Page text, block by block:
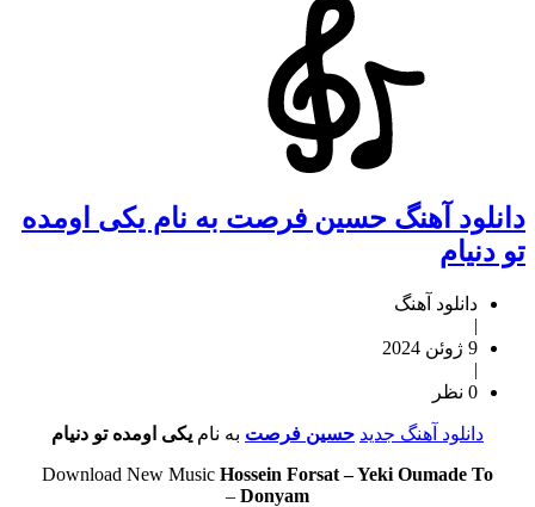
دانلود آهنگ حسین فرصت به نام یکی اومده
تو دنیام
دانلود آهنگ
|
9 ژوئن 2024
|
0 نظر
دانلود آهنگ جدید حسین فرصت به نام یکی اومده تو دنیام
Download New Music Hossein Forsat – Yeki Oumade To
Donyam
–